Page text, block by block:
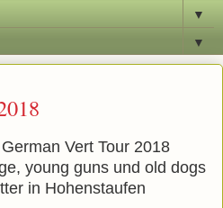
▼
▼
Vert Tour 2018
young guns und old dogs
in Hohenstaufen